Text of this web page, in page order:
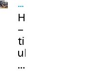
ZDRAVNIK
OB
18H
Hipertenzija
–
tihi
ubijalec:
kako